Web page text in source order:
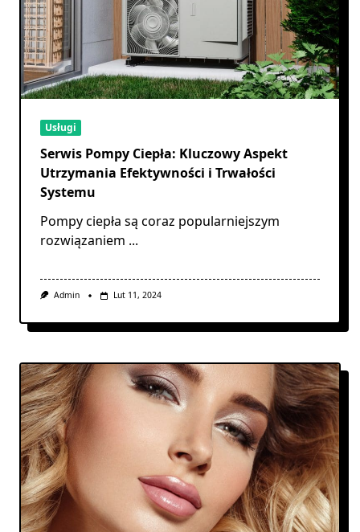
Usługi
Serwis Pompy Ciepła: Kluczowy Aspekt
Utrzymania Efektywności i Trwałości
Systemu
Pompy ciepła są coraz popularniejszym
rozwiązaniem ...
Admin Lut 11, 2024